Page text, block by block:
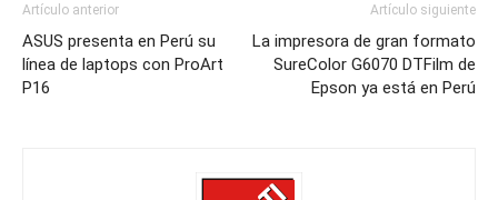
Artículo anterior
ASUS presenta en Perú su
línea de laptops con ProArt
P16
Artículo siguiente
La impresora de gran formato
SureColor G6070 DTFilm de
Epson ya está en Perú